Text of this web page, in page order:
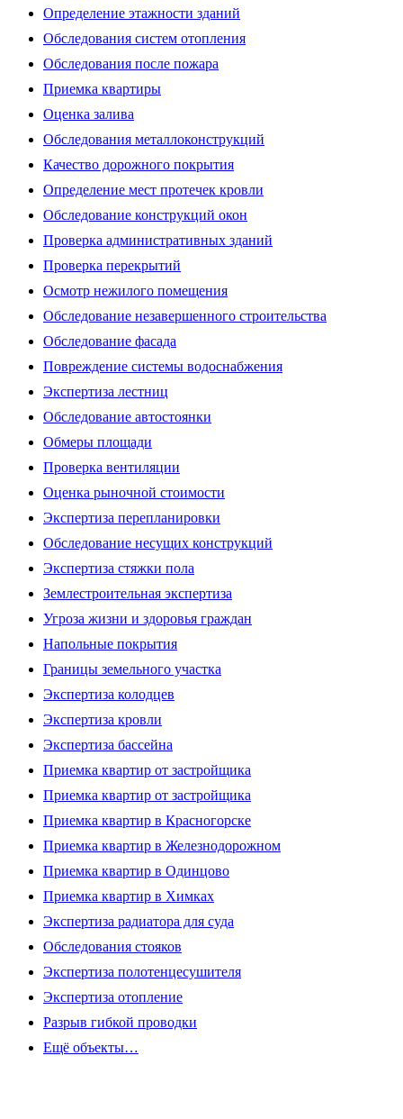
Определение этажности зданий
Обследования систем отопления
Обследования после пожара
Приемка квартиры
Оценка залива
Обследования металлоконструкций
Качество дорожного покрытия
Определение мест протечек кровли
Обследование конструкций окон
Проверка административных зданий
Проверка перекрытий
Осмотр нежилого помещения
Обследование незавершенного строительства
Обследование фасада
Повреждение системы водоснабжения
Экспертиза лестниц
Обследование автостоянки
Обмеры площади
Проверка вентиляции
Оценка рыночной стоимости
Экспертиза перепланировки
Обследование несущих конструкций
Экспертиза стяжки пола
Землестроительная экспертиза
Угроза жизни и здоровья граждан
Напольные покрытия
Границы земельного участка
Экспертиза колодцев
Экспертиза кровли
Экспертиза бассейна
Приемка квартир от застройщика
Приемка квартир от застройщика
Приемка квартир в Красногорске
Приемка квартир в Железнодорожном
Приемка квартир в Одинцово
Приемка квартир в Химках
Экспертиза радиатора для суда
Обследования стояков
Экспертиза полотенцесушителя
Экспертиза отопление
Разрыв гибкой проводки
Ещё объекты…